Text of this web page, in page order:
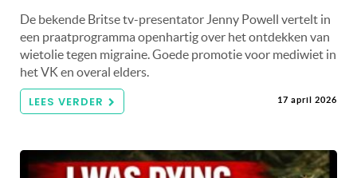
De bekende Britse tv-presentator Jenny Powell vertelt in
een praatprogramma openhartig over het ontdekken van
wietolie tegen migraine. Goede promotie voor mediwiet in
het VK en overal elders.
LEES VERDER 17 april 2026